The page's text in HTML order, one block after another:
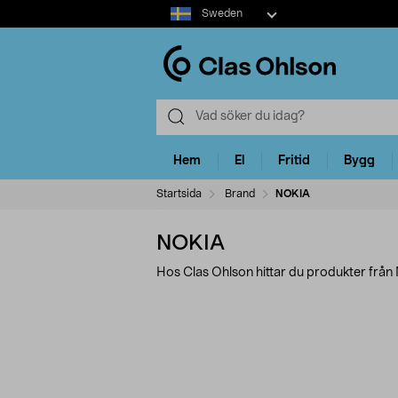
Select
market
Sweden
Hem El Fritid Bygg
Startsida Brand NOKIA
NOKIA
Hos Clas Ohlson hittar du produkter från